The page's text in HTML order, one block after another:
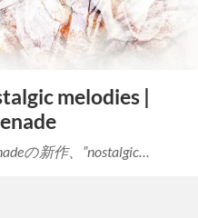
melodies |
の新作、”nostalgic…